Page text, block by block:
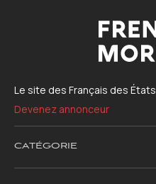
Le site des Français des
Devenez annonceur
CATÉGORIE